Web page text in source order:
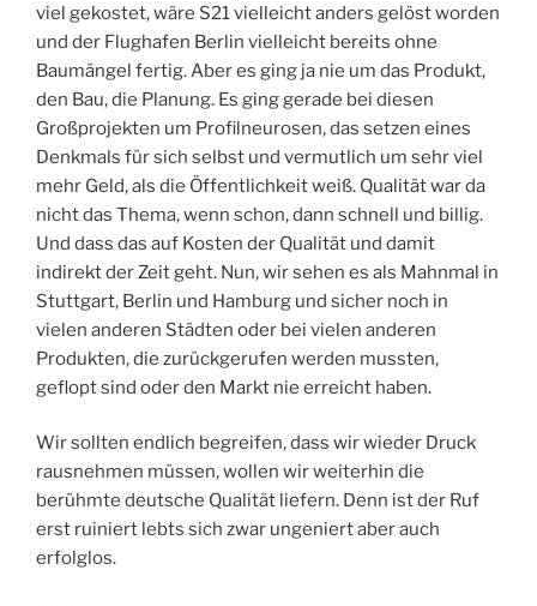
viel gekostet, wäre S21 vielleicht anders gelöst worden
und der Flughafen Berlin vielleicht bereits ohne
Baumängel fertig. Aber es ging ja nie um das Produkt,
den Bau, die Planung. Es ging gerade bei diesen
Großprojekten um Profilneurosen, das setzen eines
Denkmals für sich selbst und vermutlich um sehr viel
mehr Geld, als die Öffentlichkeit weiß. Qualität war da
nicht das Thema, wenn schon, dann schnell und billig.
Und dass das auf Kosten der Qualität und damit
indirekt der Zeit geht. Nun, wir sehen es als Mahnmal in
Stuttgart, Berlin und Hamburg und sicher noch in
vielen anderen Städten oder bei vielen anderen
Produkten, die zurückgerufen werden mussten,
geflopt sind oder den Markt nie erreicht haben.
Wir sollten endlich begreifen, dass wir wieder Druck
rausnehmen müssen, wollen wir weiterhin die
berühmte deutsche Qualität liefern. Denn ist der Ruf
erst ruiniert lebts sich zwar ungeniert aber auch
erfolglos.